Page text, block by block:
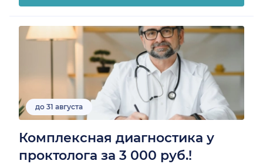
до 31 августа
Комплексная диагностика у
проктолога за 3 000 руб.!